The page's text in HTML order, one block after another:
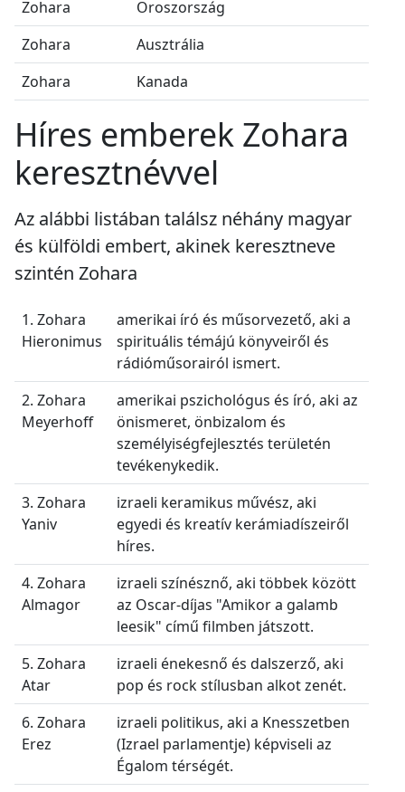
Zohara
Oroszország
Zohara
Ausztrália
Zohara
Kanada
Híres emberek Zohara
keresztnévvel
Az alábbi listában találsz néhány magyar
és külföldi embert, akinek keresztneve
szintén Zohara
1. Zohara
Hieronimus
amerikai író és műsorvezető, aki a
spirituális témájú könyveiről és
rádióműsorairól ismert.
2. Zohara
Meyerhoff
amerikai pszichológus és író, aki az
önismeret, önbizalom és
személyiségfejlesztés területén
tevékenykedik.
3. Zohara
Yaniv
izraeli keramikus művész, aki
egyedi és kreatív kerámiadíszeiről
híres.
4. Zohara
Almagor
izraeli színésznő, aki többek között
az Oscar-díjas "Amikor a galamb
leesik" című filmben játszott.
5. Zohara
Atar
izraeli énekesnő és dalszerző, aki
pop és rock stílusban alkot zenét.
6. Zohara
Erez
izraeli politikus, aki a Knesszetben
(Izrael parlamentje) képviseli az
Égalom térségét.